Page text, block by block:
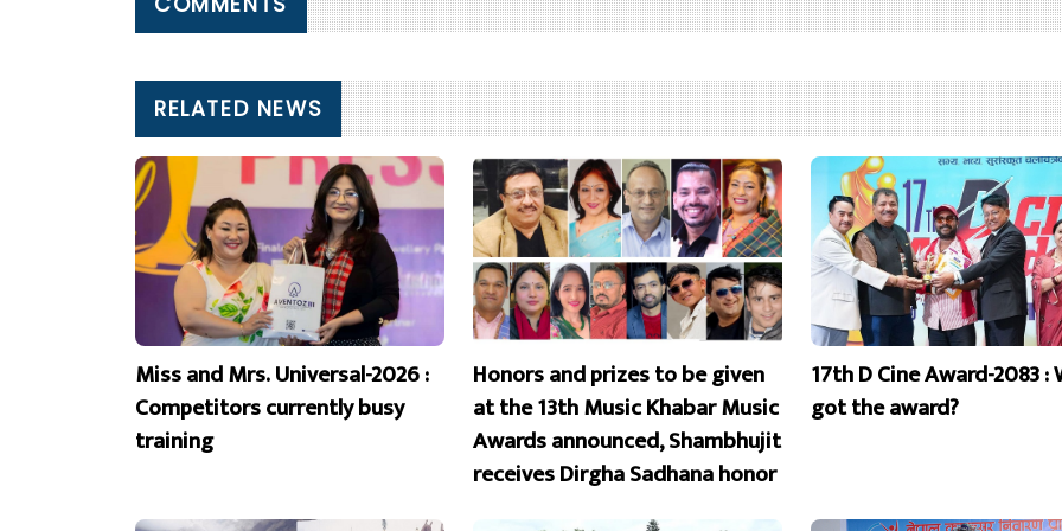
RELATED NEWS
Miss and Mrs. Universal-2026 :
Competitors currently busy
training
Honors and prizes to be given
at the 13th Music Khabar Music
Awards announced, Shambhujit
receives Dirgha Sadhana honor
17th D Cine Award-2083 :
got the award?